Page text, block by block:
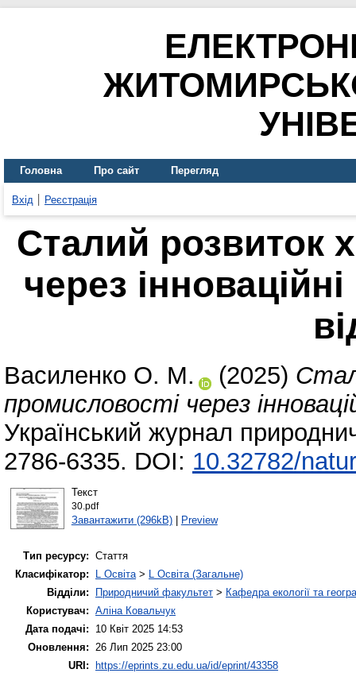
Головна Про сайт Перегляд
Вхід Реєстрація
Сталий розвиток
через
Василенко О. М. (2025)
промисловості через
Український журнал
2786-6335. DOI: 10.32782/
Текст
30.pdf
Завантажити (296kB)| Preview
Тип ресурсу: Стаття
Класифікатор:
L Освіта> L Освіта (Загальне)
Відділи:
Природничий факультет > Кафедра екології та
Користувач: Аліна Ковальчук
Дата подачі:
10 Квіт 2025 14:53
Оновлення: 26 Лип 2025 23:00
URI:
https://eprints.zu.edu.ua/id/eprint/43358